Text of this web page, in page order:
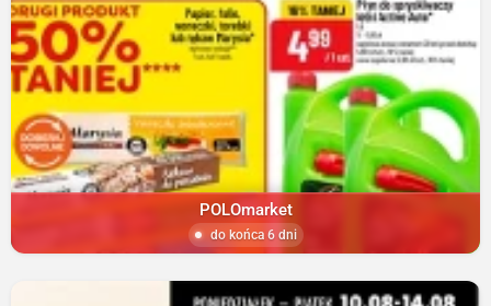
POLOmarket
do końca 6 dni